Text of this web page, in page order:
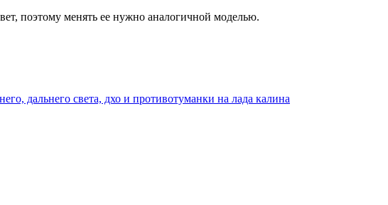
поэтому менять ее нужно аналогичной моделью.
дальнего света, дхо и противотуманки на лада калина